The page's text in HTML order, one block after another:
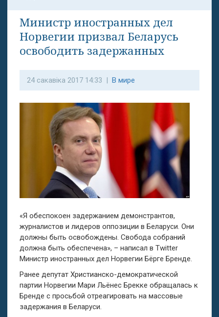
Министр иностранных дел
Норвегии призвал Беларусь
освободить задержанных
24 сакавіка 2017 14:33 | В мире
«Я обеспокоен задержанием демонстрантов,
журналистов и лидеров оппозиции в Беларуси. Они
должны быть освобождены. Свобода собраний
должна быть обеспечена», – написал в Twitter
Министр иностранных дел Норвегии Бёрге Бренде.
Ранее депутат Христианско-демократической
партии Норвегии Мари Льёнес Брекке обращалась к
Бренде с просьбой отреагировать на массовые
задержания в Беларуси.